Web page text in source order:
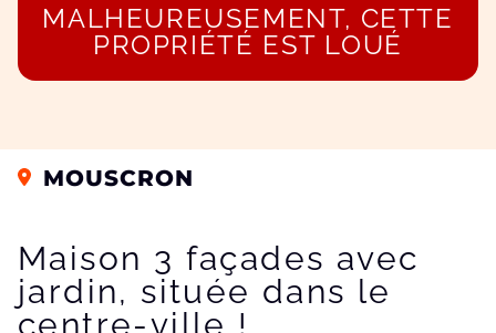
MALHEUREUSEMENT, CETTE
PROPRIÉTÉ EST LOUÉ
MOUSCRON
Maison 3 façades avec
jardin, située dans le
centre-ville !